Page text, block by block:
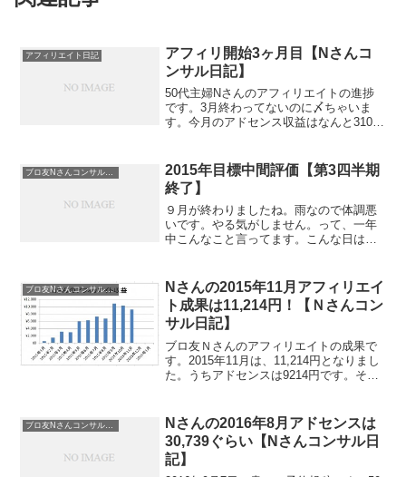
アフィリエイト日記
アフィリ開始3ヶ月目【Nさんコ
ンサル日記】
50代主婦Nさんのアフィリエイトの進捗
です。3月終わってないのに〆ちゃいま
す。今月のアドセンス収益はなんと3100
ら倍増しました！開始した2015年1月...
ブロ友Nさんコンサル日記
2015年目標中間評価【第3四半期
終了】
９月が終わりましたね。雨なので体調悪
いです。やる気がしません。って、一年
中こんなこと言ってます。こんな日はア
んかさあ、思うんだけどさあ。私は砂漠
の国にでも移住すればいい...
ブロ友Nさんコンサル日記
Nさんの2015年11月アフィリエイ
ト成果は11,214円！【Ｎさんコン
サル日記】
ブロ友Ｎさんのアフィリエイトの成果で
す。2015年11月は、11,214円となりまし
た。うちアドセンスは9214円です。そ
セルフバックもしたようですが、20...
Nさんの2016年8月アドセンスは
30,739ぐらい【Nさんコンサル日
記】